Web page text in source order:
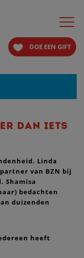
Toggle
DOE EEN GIFT
DAN IETS
Linda
van BZN bij
Shamisa
bedachten
duizenden
heeft